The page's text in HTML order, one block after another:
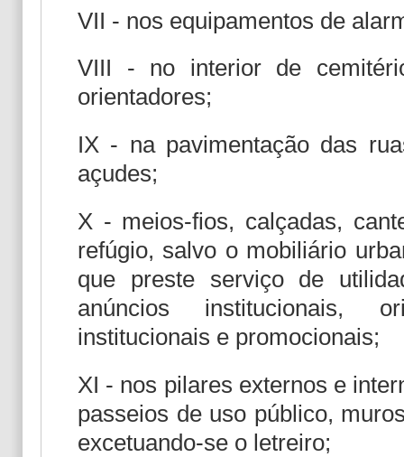
VII - nos equipamentos de
VIII - no interior de
orientadores;
IX - na pavimentação das
açudes;
X - meios-fios, calçadas,
refúgio, salvo o mobiliário
que preste serviço de
anúncios institucionais,
institucionais e promocionais;
XI - nos pilares externos e
passeios de uso público,
excetuando-se o letreiro;